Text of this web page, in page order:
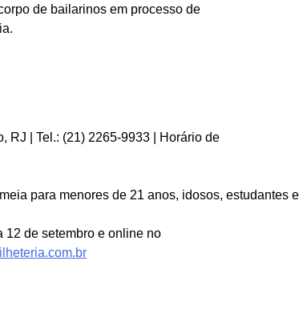
de bailarinos em processo de
RJ | Tel.: (21) 2265-9933 | Horário de
para menores de 21 anos, idosos, estudantes e
12 de setembro e online no